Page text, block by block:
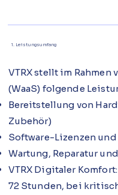
1. Leistungsumfang
VTRX stellt im
(WaaS) folgende
Bereitstellung von
Zubehör)
Software-Lizenzen
Wartung, Reparatur
VTRX Digitaler
72 Stunden, bei